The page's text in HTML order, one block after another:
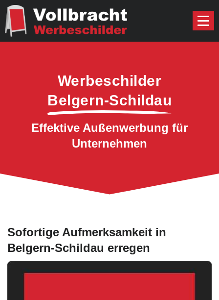
Werbeschilder
Belgern-Schildau
Effektive Außenwerbung für
Unternehmen
Sofortige Aufmerksamkeit in
Belgern-Schildau erregen